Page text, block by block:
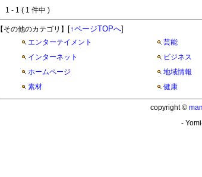
1 - 1 ( 1 件中 )
【その他のカテゴリ】 [↑ページTOPへ]
エンターテイメント 芸能
インターネット
ビジネス
ホームページ
地域情報
素材
健康
copyright ©
-